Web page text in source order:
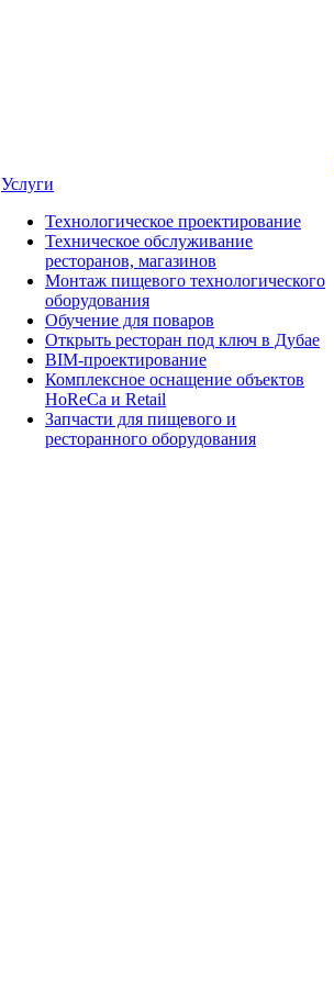
Услуги
Технологическое проектирование
Техническое обслуживание
ресторанов, магазинов
Монтаж пищевого технологического
оборудования
Обучение для поваров
Открыть ресторан под ключ в Дубае
BIM-проектирование
Комплексное оснащение объектов
HoReCa и Retail
Запчасти для пищевого и
ресторанного оборудования